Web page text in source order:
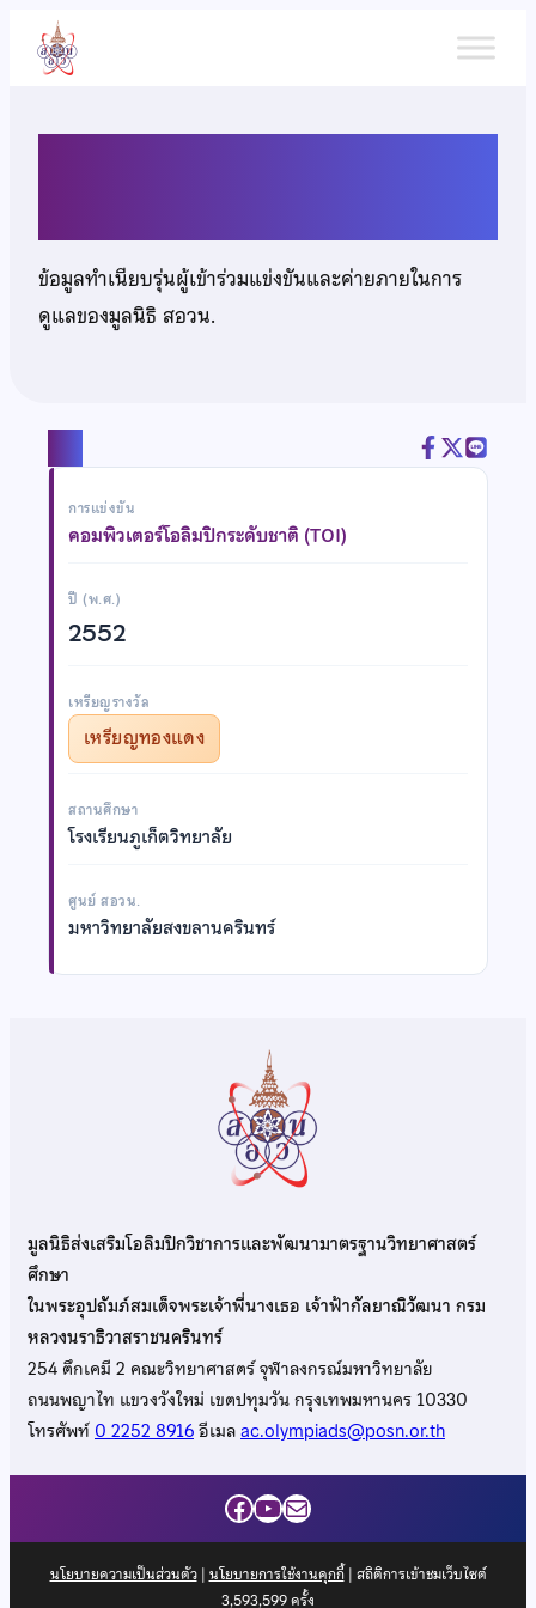
เนื้อหา
ข้อมูลทำเนียบรุ่นผู้เข้าร่วมแข่งขันและค่ายภายในการ
ดูแลของมูลนิธิ สอวน.
การแข่งขัน
คอมพิวเตอร์โอลิมปิกระดับชาติ (TOI)
ปี (พ.ศ.)
2552
เหรียญรางวัล
เหรียญทองแดง
สถานศึกษา
โรงเรียนภูเก็ตวิทยาลัย
ศูนย์ สอวน.
มหาวิทยาลัยสงขลานครินทร์
มูลนิธิส่งเสริมโอลิมปิกวิชาการและพัฒนามาตรฐานวิทยาศาสตร์
ศึกษา
ในพระอุปถัมภ์สมเด็จพระเจ้าพี่นางเธอ เจ้าฟ้ากัลยาณิวัฒนา กรม
หลวงนราธิวาสราชนครินทร์
254 ตึกเคมี 2 คณะวิทยาศาสตร์ จุฬาลงกรณ์มหาวิทยาลัย
ถนนพญาไท แขวงวังใหม่ เขตปทุมวัน กรุงเทพมหานคร 10330
โทรศัพท์0 2252 8916อีเมลac.olympiads@posn.or.th
Facebook
YouTube
Mail
นโยบายความเป็นส่วนตัว| นโยบายการใช้งานคุกกี้| สถิติการเข้าชมเว็บไซต์
3,593,599ครั้ง